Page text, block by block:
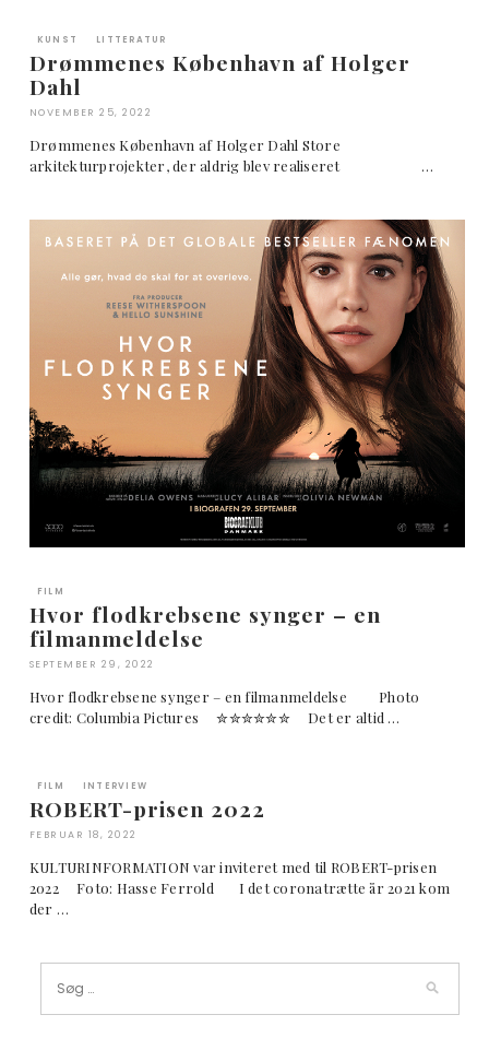
KUNST LITTERATUR
Drømmenes København af Holger
Dahl
NOVEMBER 25, 2022
Drømmenes København af Holger Dahl Store
arkitekturprojekter, der aldrig blev realiseret …
FILM
Hvor flodkrebsene synger – en
filmanmeldelse
SEPTEMBER 29, 2022
Hvor flodkrebsene synger – en filmanmeldelse Photo
credit: Columbia Pictures ✮✮✮✮✮✮ Det er altid …
FILM INTERVIEW
ROBERT-prisen 2022
FEBRUAR 18, 2022
KULTURINFORMATION var inviteret med til ROBERT-prisen
2022 Foto: Hasse Ferrold I det coronatrætte år 2021 kom
der …